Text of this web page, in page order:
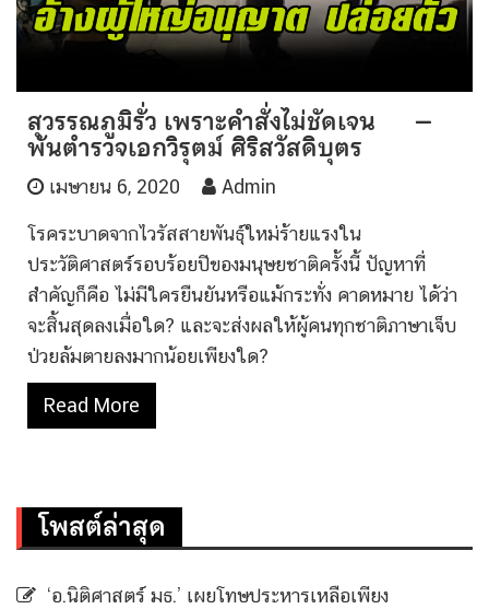
สุวรรณภูมิรั่ว เพราะคำสั่งไม่ชัดเจน –
พันตำรวจเอกวิรุตม์ ศิริสวัสดิบุตร
เมษายน 6, 2020 Admin
โรคระบาดจากไวรัสสายพันธุ์ใหม่ร้ายแรงใน
ประวัติศาสตร์รอบร้อยปีของมนุษยชาติครั้งนี้ ปัญหาที่
สำคัญก็คือ ไม่มีใครยืนยันหรือแม้กระทั่ง คาดหมาย ได้ว่า
จะสิ้นสุดลงเมื่อใด? และจะส่งผลให้ผู้คนทุกชาติภาษาเจ็บ
ป่วยล้มตายลงมากน้อยเพียงใด?
Read More
โพสต์ล่าสุด
‘อ.นิติศาสตร์ มธ.’ เผยโทษประหารเหลือเพียง